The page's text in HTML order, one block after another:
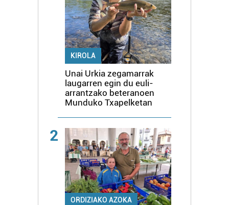
KIROLA
Unai Urkia zegamarrak
laugarren egin du euli-
arrantzako beteranoen
Munduko Txapelketan
2
ORDIZIAKO AZOKA